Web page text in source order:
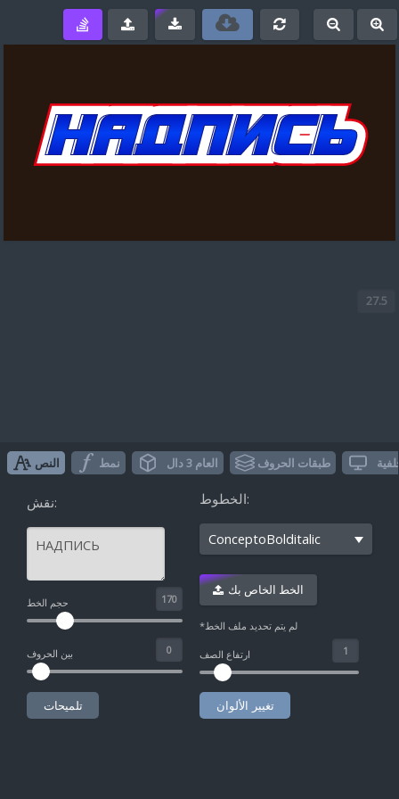
النص نمط العام 3 دال طبقات الحروف
نقش:
حجم الخط
بين الحروف
تلميحات
الخطوط:
ConceptoBolditalic
^ الخط الخاص بك
*لم يتم تحديد ملف الخط
ارتفاع الصف
تغيير الألوان
e - +